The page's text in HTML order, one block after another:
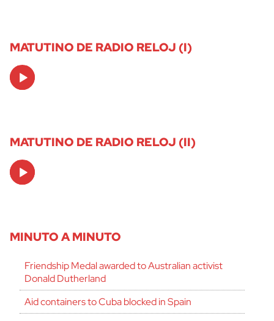
MATUTINO DE RADIO RELOJ (I)
Audio
Player
MATUTINO DE RADIO RELOJ (II)
Audio
Player
MINUTO A MINUTO
Friendship Medal awarded to Australian activist
Donald Dutherland
Aid containers to Cuba blocked in Spain